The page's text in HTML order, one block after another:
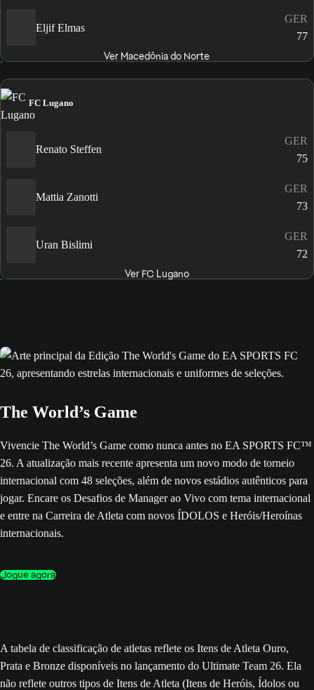
Eljif Elmas
GER
77
Ver Macedônia do Norte
FC Lugano
Renato Steffen
GER
75
Mattia Zanotti
GER
73
Uran Bislimi
GER
72
Ver FC Lugano
The World’s Game
Vivencie The World’s Game como nunca antes no EA SPORTS FC™
26. A atualização mais recente apresenta um novo modo de torneio
internacional com 48 seleções, além de novos estádios autênticos para
jogar. Encare os Desafios de Manager ao Vivo com tema internacional
e entre na Carreira de Atleta com novos ÍDOLOS e Heróis/Heroínas
internacionais.
Jogue agora
A tabela de classificação de atletas reflete os Itens de Atleta Ouro,
Prata e Bronze disponíveis no lançamento do Ultimate Team 26. Ela
não reflete outros tipos de Itens de Atleta (Itens de Heróis, Ídolos ou